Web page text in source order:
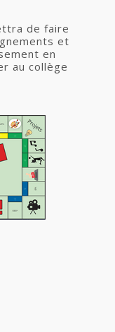
de faire
et
en
au collège